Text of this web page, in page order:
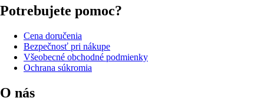
Potrebujete pomoc?
Cena doručenia
Bezpečnosť pri nákupe
Všeobecné obchodné podmienky
Ochrana súkromia
O nás